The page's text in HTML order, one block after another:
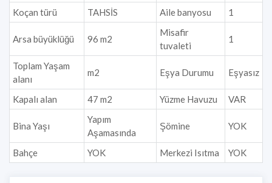
Koçan türü TAHSİS Aile banyosu 1
Arsa büyüklüğü 96 m2
Misafir
tuvaleti
1
Toplam Yaşam
alanı
m2 Eşya Durumu Eşyasız
Kapalı alan 47 m2 Yüzme Havuzu VAR
Bina Yaşı
Yapım
Aşamasında
Şömine YOK
Bahçe YOK Merkezi Isıtma YOK